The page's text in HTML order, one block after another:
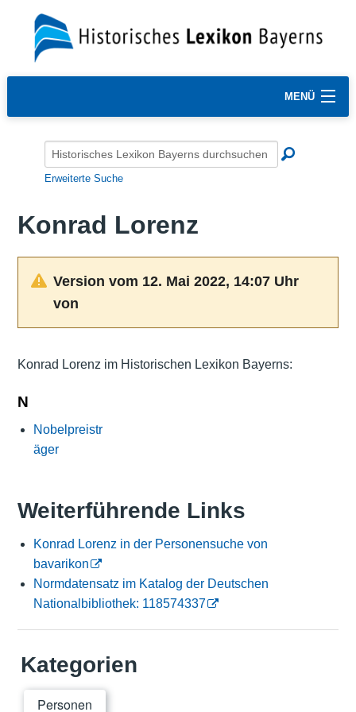
MENÜ
Erweiterte Suche
Konrad Lorenz
Version vom 12. Mai 2022, 14:07 Uhr
von
Konrad Lorenz im Historischen Lexikon Bayerns:
N
Nobelpreistr
äger
Weiterführende Links
Konrad Lorenz in der Personensuche von
bavarikon
Normdatensatz im Katalog der Deutschen
Nationalbibliothek: 118574337
Kategorien
Personen